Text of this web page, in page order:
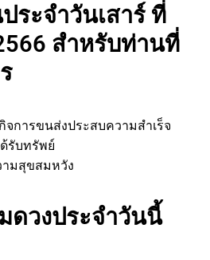
ระจำวันเสาร์ ที่
สำหรับท่านที่
จการขนส่งประสบความสำเร็จ
รับทรัพย์
มสุขสมหวัง
ดวงประจำวันนี้